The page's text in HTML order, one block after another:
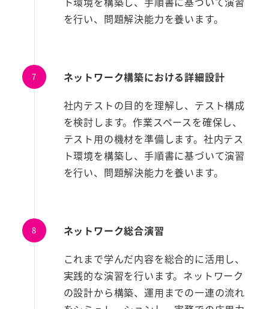
を行い、問題解決能力を養います。
ネットワーク構築における詳細設計
社内テストの目的を理解し、テスト構成
を検討します。作業スペースを確保し、
テスト用の機材を準備します。社内テス
ト環境を構築し、手順書に基づいて演習
を行い、問題解決能力を養います。
ネットワーク総合演習
これまで学んだ内容を総合的に活用し、
実践的な演習を行います。ネットワーク
の設計から構築、運用までの一連の流れ